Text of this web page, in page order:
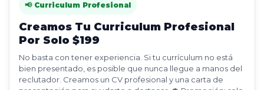
📢 Curriculum Profesional
Creamos Tu Curriculum Profesional
Por Solo $199
No basta con tener experiencia. Si tu currículum no está
bien presentado, es posible que nunca llegue a manos del
reclutador. Creamos un CV profesional y una carta de